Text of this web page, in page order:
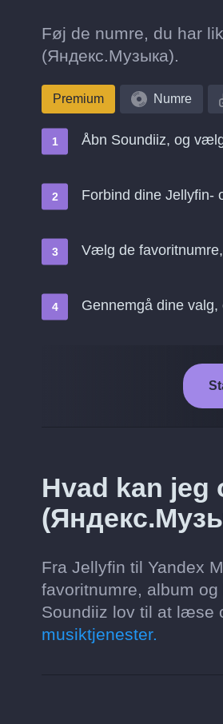
Føj de numre, du har
(Яндекс.Музыка).
Premium Numre
Åbn Soundiiz, og
Forbind dine Jellyfin-
Vælg de
Gennemgå dine
Hvad kan jeg
Fra Jellyfin til Yandex
favoritnumre, album
Soundiiz lov til at læse
musiktjenester.